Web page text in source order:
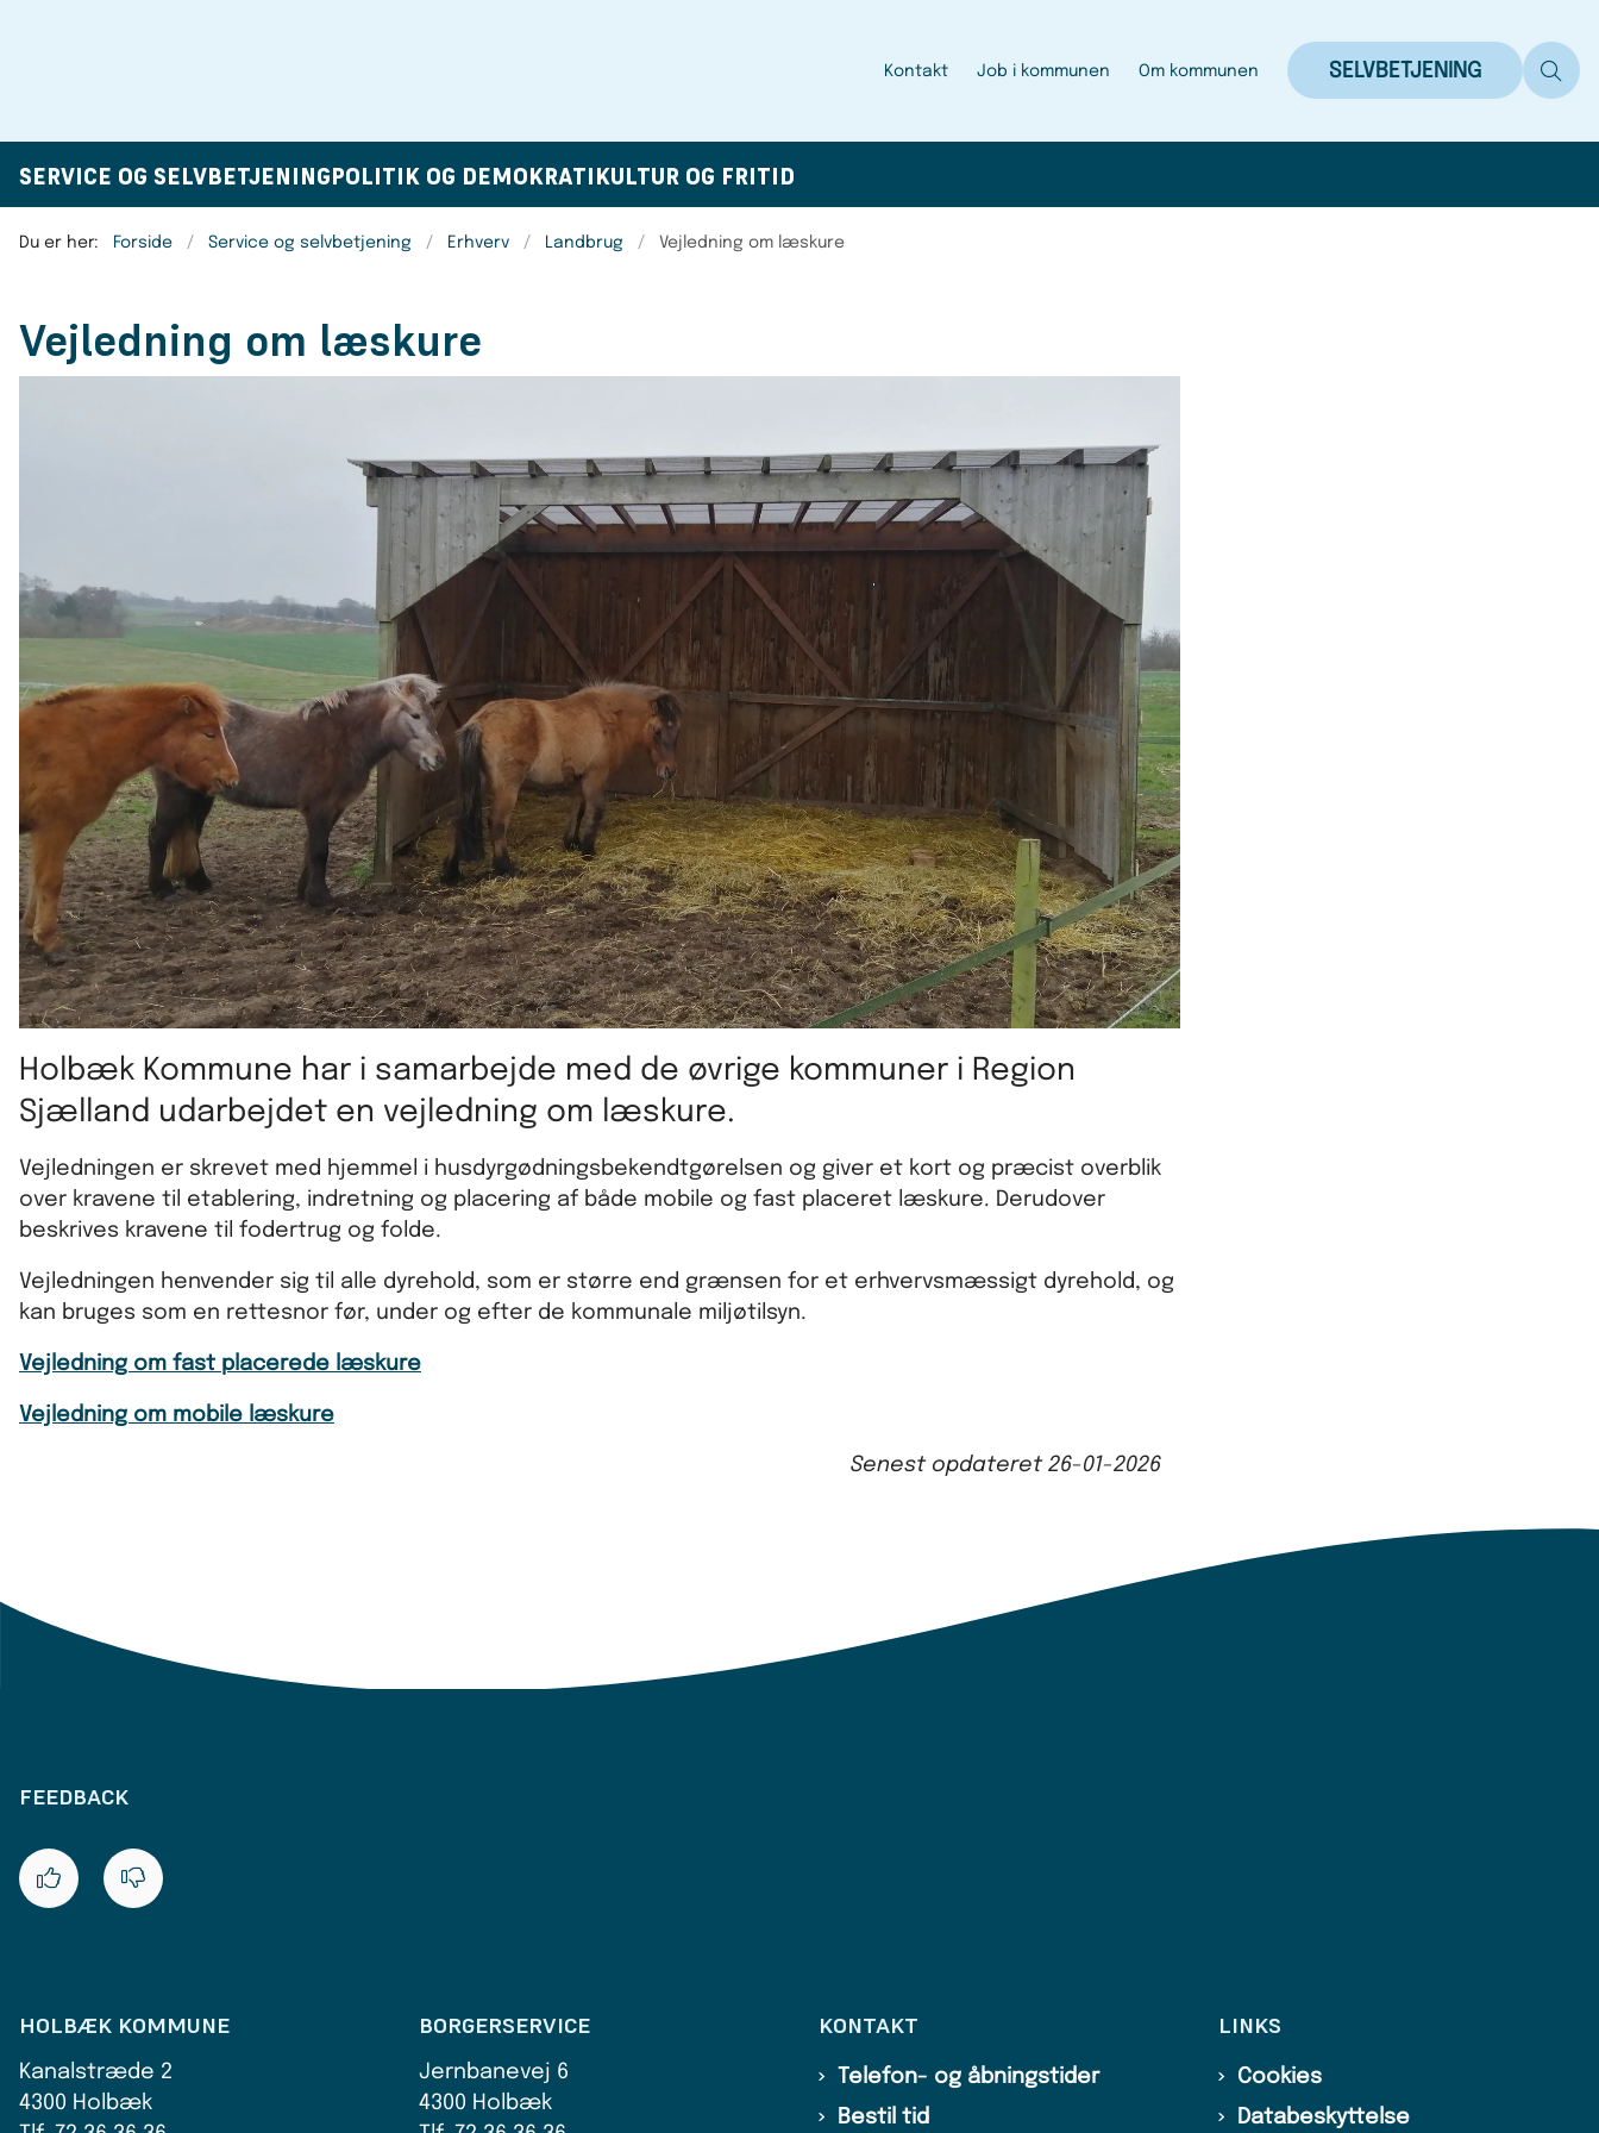
Kontakt Job i kommunen Om kommunen SELVBETJENING
SERVICE OG SELVBETJENINGPOLITIK OG DEMOKRATIKULTUR OG FRITID
Du er her: Forside Service og selvbetjening Erhverv Landbrug Vejledning om læskure
Vejledning om læskure
Holbæk Kommune har i samarbejde med de øvrige kommuner i Region
Sjælland udarbejdet en vejledning om læskure.
Vejledningen er skrevet med hjemmel i husdyrgødningsbekendtgørelsen og giver et kort og præcist overblik
over kravene til etablering, indretning og placering af både mobile og fast placeret læskure. Derudover
beskrives kravene til fodertrug og folde.
Vejledningen henvender sig til alle dyrehold, som er større end grænsen for et erhvervsmæssigt dyrehold, og
kan bruges som en rettesnor før, under og efter de kommunale miljøtilsyn.
Vejledning om fast placerede læskure
Vejledning om mobile læskure
Senest opdateret 26-01-2026
FEEDBACK
HOLBÆK KOMMUNE
Kanalstræde 2
4300 Holbæk
BORGERSERVICE
Jernbanevej 6
4300 Holbæk
KONTAKT
Telefon- og åbningstider
Bestil tid
LINKS
Cookies
Databeskyttelse